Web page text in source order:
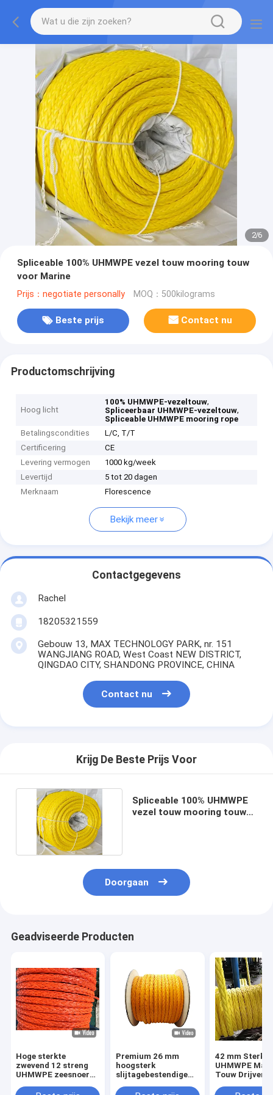
2/6
Spliceable 100% UHMWPE vezel touw mooring touw
voor Marine
Prijs：negotiate personally MOQ：500kilograms
Beste prijs Contact nu
Productomschrijving
Hoog licht
100% UHMWPE-vezeltouw,
Spliceerbaar UHMWPE-vezeltouw,
Spliceable UHMWPE mooring rope
Betalingscondities
L/C, T/T
Certificering
CE
Levering vermogen
1000 kg/week
Levertijd
5 tot 20 dagen
Merknaam
Florescence
Bekijk meer
Contactgegevens
Rachel
18205321559
Gebouw 13, MAX TECHNOLOGY PARK, nr. 151
WANGJIANG ROAD, West Coast NEW DISTRICT,
QINGDAO CITY, SHANDONG PROVINCE, CHINA
Contact nu
Krijg De Beste Prijs Voor
Spliceable 100% UHMWPE
vezel touw mooring touw
Doorgaan
Geadviseerde Producten
Hoge sterkte
zwevend 12 streng
UHMWPE zeesnoer
Premium 26 mm
hoogsterk
slijtagebestendige
streng UHMWPE
42 mm Sterke
UHMWPE
Touw Drijvend
Offshore